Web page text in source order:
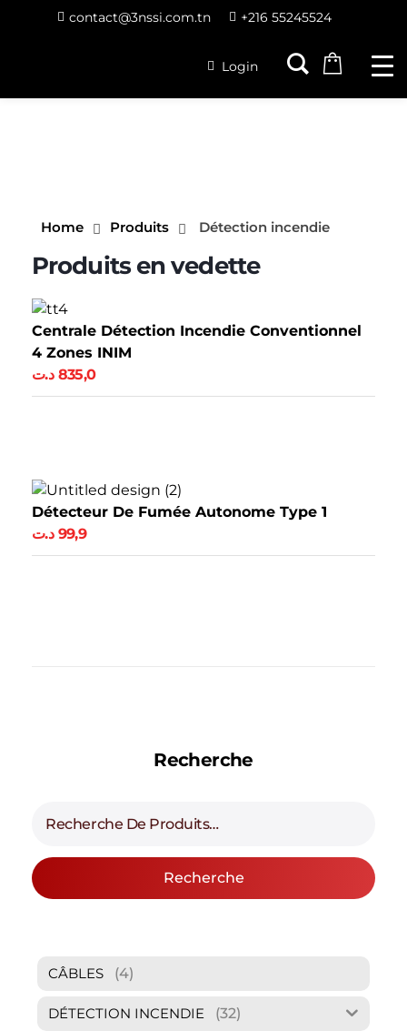
contact@3nssi.com.tn +216 55245524
Login
Home Produits Détection incendie
Centrale Détection Incendie Conventionnel
4 Zones INIM
835,0 د.ت
Détecteur De Fumée Autonome Type 1
99,9 د.ت
Recherche
Recherche
CÂBLES (4)
DÉTECTION INCENDIE
(32)